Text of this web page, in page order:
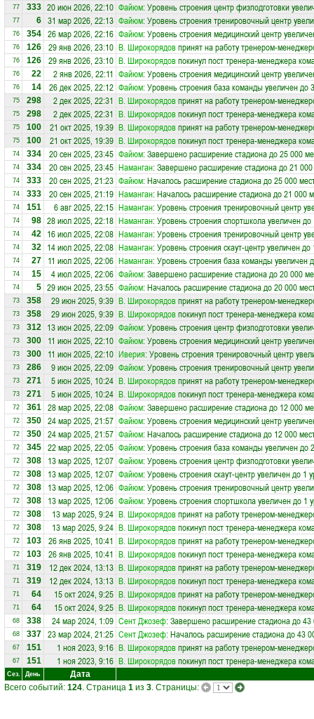
77 333 20 июн 2026, 22:10 Файюм: Уровень строения центр физподготовки
77 6 31 мар 2026, 22:13 Файюм: Уровень строения тренировочный центр
76 354 26 мар 2026, 22:16 Файюм: Уровень строения медицинский центр
76 126 29 янв 2026, 23:10 В. Широкорядовпринят на работу тренером-
76 126 29 янв 2026, 23:10 В. Широкорядовпокинул пост тренера-менеджера
76 22 2 янв 2026, 22:11 Файюм: Уровень строения медицинский центр
76 14 26 дек 2025, 22:12 Файюм: Уровень строения база команды увеличен до
75 298 2 дек 2025, 22:31 В. Широкорядовпринят на работу тренером-
75 298 2 дек 2025, 22:31 В. Широкорядовпокинул пост тренера-менеджера
75 100 21 окт 2025, 19:39 В. Широкорядовпринят на работу тренером-
75 100 21 окт 2025, 19:39 В. Широкорядовпокинул пост тренера-менеджера
74 334 20 сен 2025, 23:45 Файюм: Завершено расширение стадиона до 25 000
74 334 20 сен 2025, 23:45 Наманган: Завершено расширение стадиона до 21
74 333 20 сен 2025, 21:23 Файюм: Началось расширение стадиона до 25 000
74 333 20 сен 2025, 21:19 Наманган: Началось расширение стадиона до 21 000
74 151 6 авг 2025, 22:15 Наманган: Уровень строения тренировочный центр
74 98 28 июл 2025, 22:18 Наманган: Уровень строения спортшкола увеличен до
74 42 16 июл 2025, 22:08 Наманган: Уровень строения тренировочный центр
74 32 14 июл 2025, 22:08 Наманган: Уровень строения скаут-центр увеличен до
74 27 11 июл 2025, 22:06 Наманган: Уровень строения база команды увеличен
74 15 4 июл 2025, 22:06 Файюм: Завершено расширение стадиона до 20 000
74 5 29 июн 2025, 23:55 Файюм: Началось расширение стадиона до 20 000
73 358 29 июн 2025, 9:39 В. Широкорядовпринят на работу тренером-
73 358 29 июн 2025, 9:39 В. Широкорядовпокинул пост тренера-менеджера
73 312 13 июн 2025, 22:09 Файюм: Уровень строения центр физподготовки
73 300 11 июн 2025, 22:10 Файюм: Уровень строения медицинский центр
73 300 11 июн 2025, 22:10 Иверия: Уровень строения тренировочный центр
73 286 9 июн 2025, 22:09 Файюм: Уровень строения тренировочный центр
73 271 5 июн 2025, 10:24 В. Широкорядовпринят на работу тренером-
73 271 5 июн 2025, 10:24 В. Широкорядовпокинул пост тренера-менеджера
72 361 28 мар 2025, 22:08 Файюм: Завершено расширение стадиона до 12 000
72 350 24 мар 2025, 21:57 Файюм: Уровень строения медицинский центр
72 350 24 мар 2025, 21:57 Файюм: Началось расширение стадиона до 12 000
72 345 22 мар 2025, 22:05 Файюм: Уровень строения база команды увеличен до
72 308 13 мар 2025, 12:07 Файюм: Уровень строения центр физподготовки
72 308 13 мар 2025, 12:07 Файюм: Уровень строения скаут-центр увеличен до 1
72 308 13 мар 2025, 12:06 Файюм: Уровень строения тренировочный центр
72 308 13 мар 2025, 12:06 Файюм: Уровень строения спортшкола увеличен до 1
72 308 13 мар 2025, 9:24 В. Широкорядовпринят на работу тренером-
72 308 13 мар 2025, 9:24 В. Широкорядовпокинул пост тренера-менеджера
72 103 26 янв 2025, 10:41 В. Широкорядовпринят на работу тренером-
72 103 26 янв 2025, 10:41 В. Широкорядовпокинул пост тренера-менеджера
71 319 12 дек 2024, 13:13 В. Широкорядовпринят на работу тренером-
71 319 12 дек 2024, 13:13 В. Широкорядовпокинул пост тренера-менеджера
71 64 15 окт 2024, 9:25 В. Широкорядовпринят на работу тренером-
71 64 15 окт 2024, 9:25 В. Широкорядовпокинул пост тренера-менеджера
68 338 24 мар 2024, 1:09 Сент Джозеф: Завершено расширение стадиона до 43
68 337 23 мар 2024, 21:25 Сент Джозеф: Началось расширение стадиона до 43
67 151 1 ноя 2023, 9:16 В. Широкорядовпринят на работу тренером-
67 151 1 ноя 2023, 9:16 В. Широкорядовпокинул пост тренера-менеджера
Сез. День
Дата
Всего событий: 124. Страница 1 из 3. Страницы: